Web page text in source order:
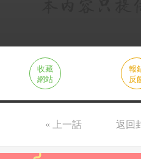
收藏
網站
報
反
« 上一話 返回